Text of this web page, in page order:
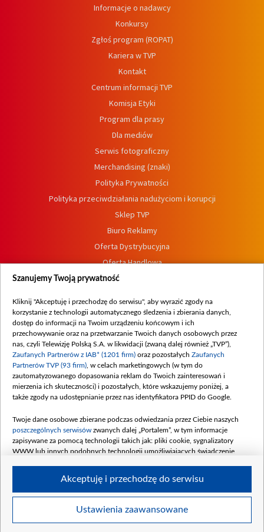
Informacje o nadawcy
Konkursy
Zgłoś program (ROPAT)
Kariera w TVP
Kontakt
Centrum informacji TVP
Komisja Etyki
Program dla prasy
Dla mediów
Serwis fotograficzny
Merchandising (znaki)
Polityka Prywatności
Polityka przeciwdziałania nadużyciom i korupcji
Sklep TVP
Biuro Reklamy
Oferta Dystrybucyjna
Oferta Handlowa
Dostępność
Procedura zgłoszeń wewnętrznych
© 2026 Telewizja Polska S. A. w likwidacji
Szanujemy Twoją prywatność
Kliknij "Akceptuję i przechodzę do serwisu", aby wyrazić zgody na
korzystanie z technologii automatycznego śledzenia i zbierania danych,
dostęp do informacji na Twoim urządzeniu końcowym i ich
przechowywanie oraz na przetwarzanie Twoich danych osobowych przez
nas, czyli Telewizję Polską S.A. w likwidacji (zwaną dalej również „TVP”),
Zaufanych Partnerów z IAB* (1201 firm) oraz pozostałych Zaufanych
Partnerów TVP (93 firm) , w celach marketingowych (w tym do
zautomatyzowanego dopasowania reklam do Twoich zainteresowań i
mierzenia ich skuteczności) i pozostałych, które wskazujemy poniżej, a
także zgody na udostępnianie przez nas identyfikatora PPID do Google.
Twoje dane osobowe zbierane podczas odwiedzania przez Ciebie naszych
poszczególnych serwisów zwanych dalej „Portalem”, w tym informacje
zapisywane za pomocą technologii takich jak: pliki cookie, sygnalizatory
WWW lub innych podobnych technologii umożliwiających świadczenie
Twoje dane osobowe zbierane podczas odwiedzania przez Ciebie
Ustawienia zaawansowane
Akceptuję i przechodzę do serwisu